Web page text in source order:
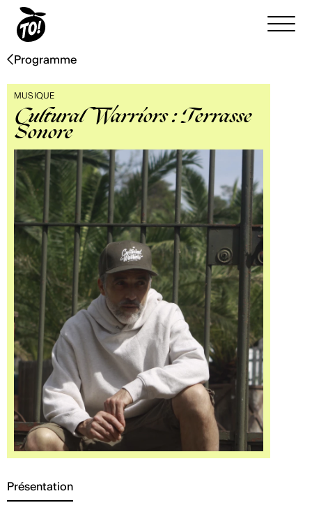
Programme
MUSIQUE
Cultural Warriors : Terrasse
Sonore
Présentation